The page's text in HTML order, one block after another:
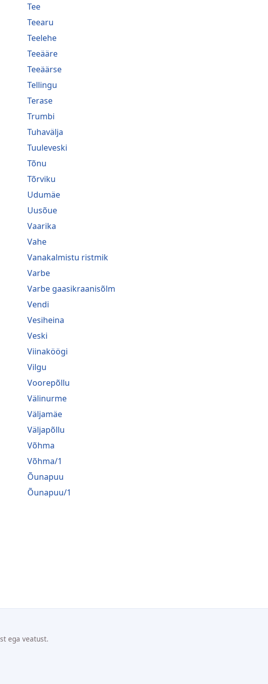
Tee
Teearu
Teelehe
Teeääre
Teeäärse
Tellingu
Terase
Trumbi
Tuhavälja
Tuuleveski
Tõnu
Tõrviku
Udumäe
Uusõue
Vaarika
Vahe
Vanakalmistu ristmik
Varbe
Varbe gaasikraanisõlm
Vendi
Vesiheina
Veski
Viinaköögi
Vilgu
Voorepõllu
Välinurme
Väljamäe
Väljapõllu
Võhma
Võhma/1
Õunapuu
Õunapuu/1
ega veatust.